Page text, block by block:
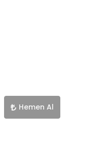
Hemen Al